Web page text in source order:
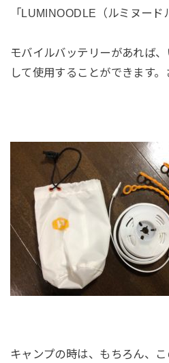
「LUMINOODLE （ルミヌード
モバイルバッテリーがあれば
して使用することができます。
キャンプの時は、もちろん、